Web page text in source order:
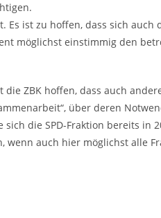
Es ist zu hoffen, dass sich
möglichst einstimmig den
ZBK hoffen, dass auch
über deren
die SPD-Fraktion bereits in
auch hier möglichst alle